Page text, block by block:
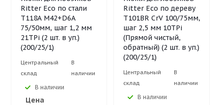
Ritter Eco по стали
Т118A M42+D6A
75/50мм, шаг 1,2 мм
21TPi (2 шт. в уп.)
(200/25/1)
Центральный
склад
В
наличии
В наличии
Цена
Ritter Eco по дереву
Т101BR CrV 100/75мм,
шаг 2,5 мм 10TPi
(Прямой чистый,
обратный) (2 шт. в уп.)
(200/25/1)
Центральный
склад
В
наличии
В наличии